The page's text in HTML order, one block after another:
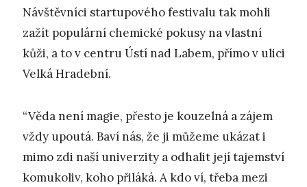
Návštěvníci startupového festivalu tak mohli
zažít populární chemické pokusy na vlastní
kůži, a to v centru Ústí nad Labem, přímo v ulici
Velká Hradební.
“Věda není magie, přesto je kouzelná a zájem
vždy upoutá. Baví nás, že ji můžeme ukázat i
mimo zdi naší univerzity a odhalit její tajemství
komukoliv, koho přiláká. A kdo ví, třeba mezi